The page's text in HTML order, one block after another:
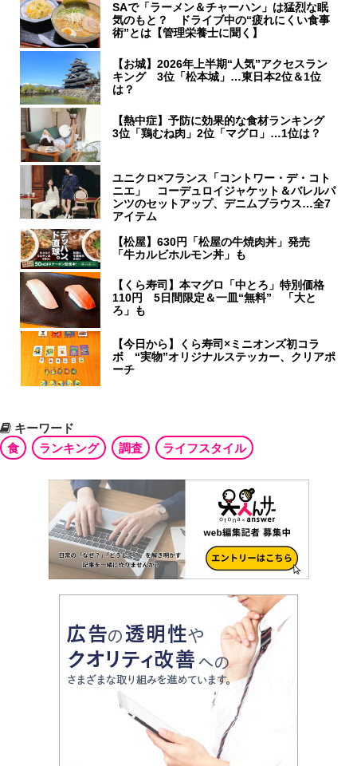
SAで「ラーメン＆チャーハン」は猛烈な眠
気のもと？ ドライブ中の“疲れにくい食事
術”とは【管理栄養士に聞く】
【お城】2026年上半期“人気”アクセスラン
キング 3位「松本城」…東日本2位＆1位
は？
【熱中症】予防に効果的な食材ランキング
3位「鶏むね肉」2位「マグロ」…1位は？
ユニクロ×フランス「コントワー・デ・コト
ニエ」 コーデュロイジャケット＆バレルパ
ンツのセットアップ、デニムブラウス…全7
アイテム
【松屋】630円「松屋の牛焼肉丼」発売
「牛カルビホルモン丼」も
【くら寿司】本マグロ「中とろ」特別価格
110円 5日間限定＆一皿“無料” 「大と
ろ」も
【今日から】くら寿司×ミニオンズ初コラ
ボ “実物”オリジナルステッカー、クリアポ
ーチ
キーワード
食
ランキング 調査 ライフスタイル